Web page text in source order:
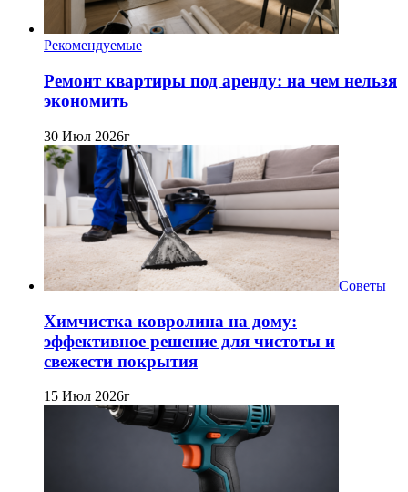
Рекомендуемые
Ремонт квартиры под аренду: на чем нельзя
экономить
30 Июл 2026г
Советы
Химчистка ковролина на дому:
эффективное решение для чистоты и
свежести покрытия
15 Июл 2026г